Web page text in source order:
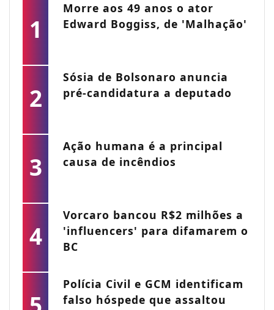
1
Morre aos 49 anos o ator
Edward Boggiss, de 'Malhação'
2
Sósia de Bolsonaro anuncia
pré-candidatura a deputado
3
Ação humana é a principal
causa de incêndios
4
Vorcaro bancou R$2 milhões a
'influencers' para difamarem o
BC
Polícia Civil e GCM identificam
falso hóspede que assaltou